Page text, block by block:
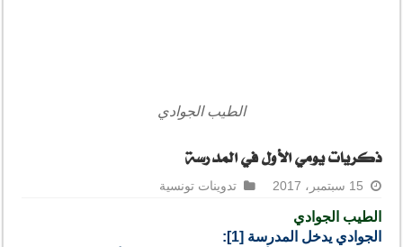
الطيب الجوادي
ذكريات يومي الأول في المدرسة
15 سبتمبر، 2017 تدوينات تونسية
الطيب الجوادي
الجوادي يدخل المدرسة [1]: